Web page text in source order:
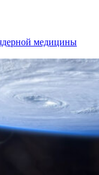
медицины